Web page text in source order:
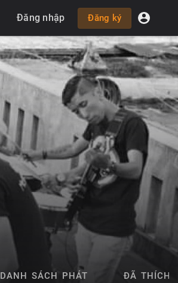
Đăng nhập Đăng ký
DANH SÁCH PHÁT ĐÃ THÍCH